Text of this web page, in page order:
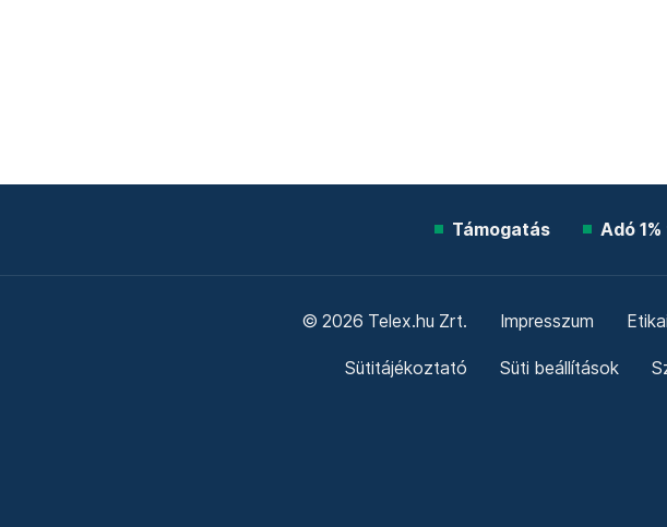
Támogatás Adó
© 2026 Telex.hu Zrt. Impresszum
Sütitájékoztató Süti beállítások